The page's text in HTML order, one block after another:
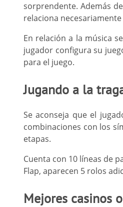
sorprendente. Además
relaciona
En relación a la música
jugador configura su
para el juego.
Jugando a la
Se aconseja que el
combinaciones con los
etapas.
Cuenta con 10 líneas de
Flap, aparecen 5 rolos
Mejores casinos